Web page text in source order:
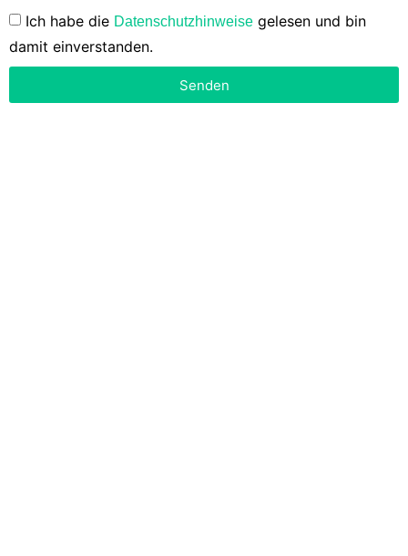
Ich habe die Datenschutzhinweise gelesen und bin
damit einverstanden.
Senden